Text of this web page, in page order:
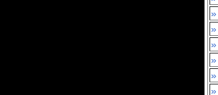
»
»
»
»
»
»